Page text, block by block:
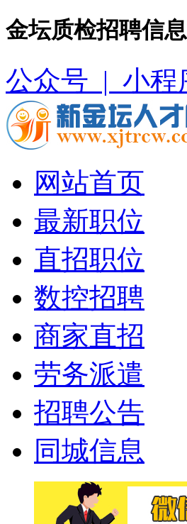
金坛质检招聘信
公众号 | 小程
网站首页
最新职位
直招职位
数控招聘
商家直招
劳务派遣
招聘公告
同城信息